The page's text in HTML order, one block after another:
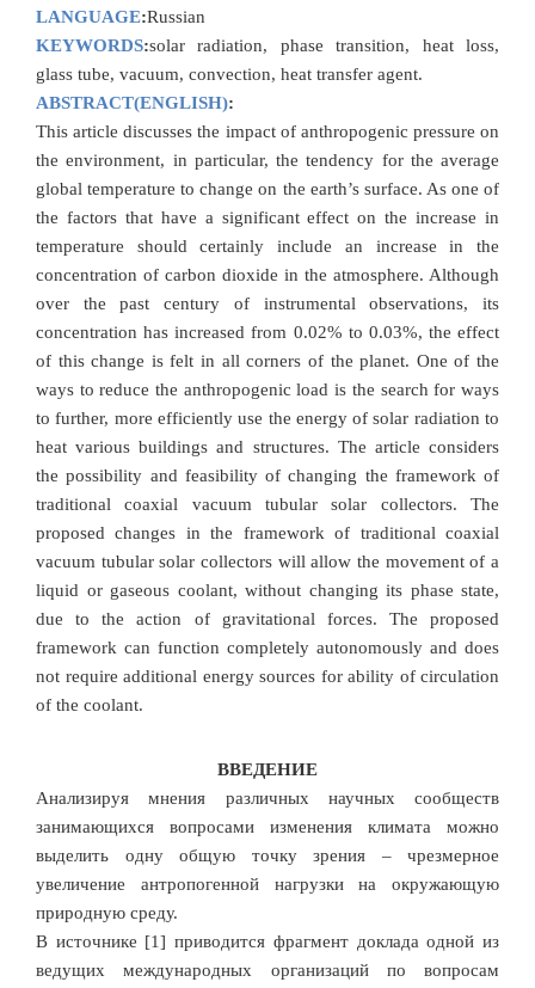
LANGUAGE:Russian
KEYWORDS:solar radiation, phase transition, heat loss,
glass tube, vacuum, convection, heat transfer agent.
ABSTRACT(ENGLISH):
This article discusses the impact of anthropogenic pressure on
the environment, in particular, the tendency for the average
global temperature to change on the earth’s surface. As one of
the factors that have a significant effect on the increase in
temperature should certainly include an increase in the
concentration of carbon dioxide in the atmosphere. Although
over the past century of instrumental observations, its
concentration has increased from 0.02% to 0.03%, the effect
of this change is felt in all corners of the planet. One of the
ways to reduce the anthropogenic load is the search for ways
to further, more efficiently use the energy of solar radiation to
heat various buildings and structures. The article considers
the possibility and feasibility of changing the framework of
traditional coaxial vacuum tubular solar collectors. The
proposed changes in the framework of traditional coaxial
vacuum tubular solar collectors will allow the movement of a
liquid or gaseous coolant, without changing its phase state,
due to the action of gravitational forces. The proposed
framework can function completely autonomously and does
not require additional energy sources for ability of circulation
of the coolant.
ВВЕДЕНИЕ
Анализируя мнения различных научных сообществ
занимающихся вопросами изменения климата можно
выделить одну общую точку зрения – чрезмерное
увеличение антропогенной нагрузки на окружающую
природную среду.
В источнике [1] приводится фрагмент доклада одной из
ведущих международных организаций по вопросам